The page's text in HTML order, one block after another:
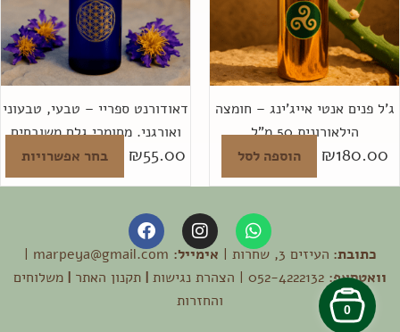
ג'ל פנים אנטי אייג'ינג – חומצה
הילאורונית 50 מ"ל
₪180.00 הוספה לסל
דאודורנט ספריי – טבעי, טבעוני
ואורגני. מחומרי גלם משובחים
₪55.00 בחר אפשרויות
W
h
a
t
I
n
s
t
a
g
F
a
c
e
כתובת:העיזים 3, שחרות | אימייל:marpeya@gmail.com |
וואטסאפ:052-4222132 | הצהרת נגישות|תקנון האתר|משלוחים
והחזרות
0